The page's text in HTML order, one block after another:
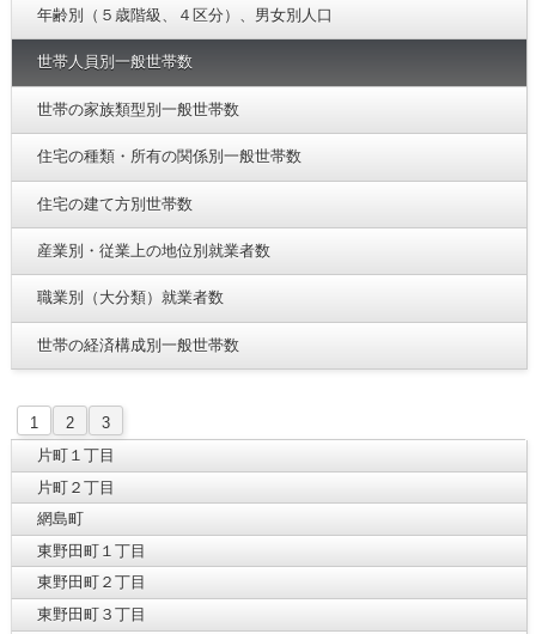
年齢別（５歳階級、４区分）、男女別人口
世帯人員別一般世帯数
世帯の家族類型別一般世帯数
住宅の種類・所有の関係別一般世帯数
住宅の建て方別世帯数
産業別・従業上の地位別就業者数
職業別（大分類）就業者数
世帯の経済構成別一般世帯数
1 2
3
片町１丁目
片町２丁目
網島町
東野田町１丁目
東野田町２丁目
東野田町３丁目